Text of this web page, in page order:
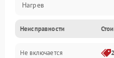
Нагрев
Неисправности
Не включается